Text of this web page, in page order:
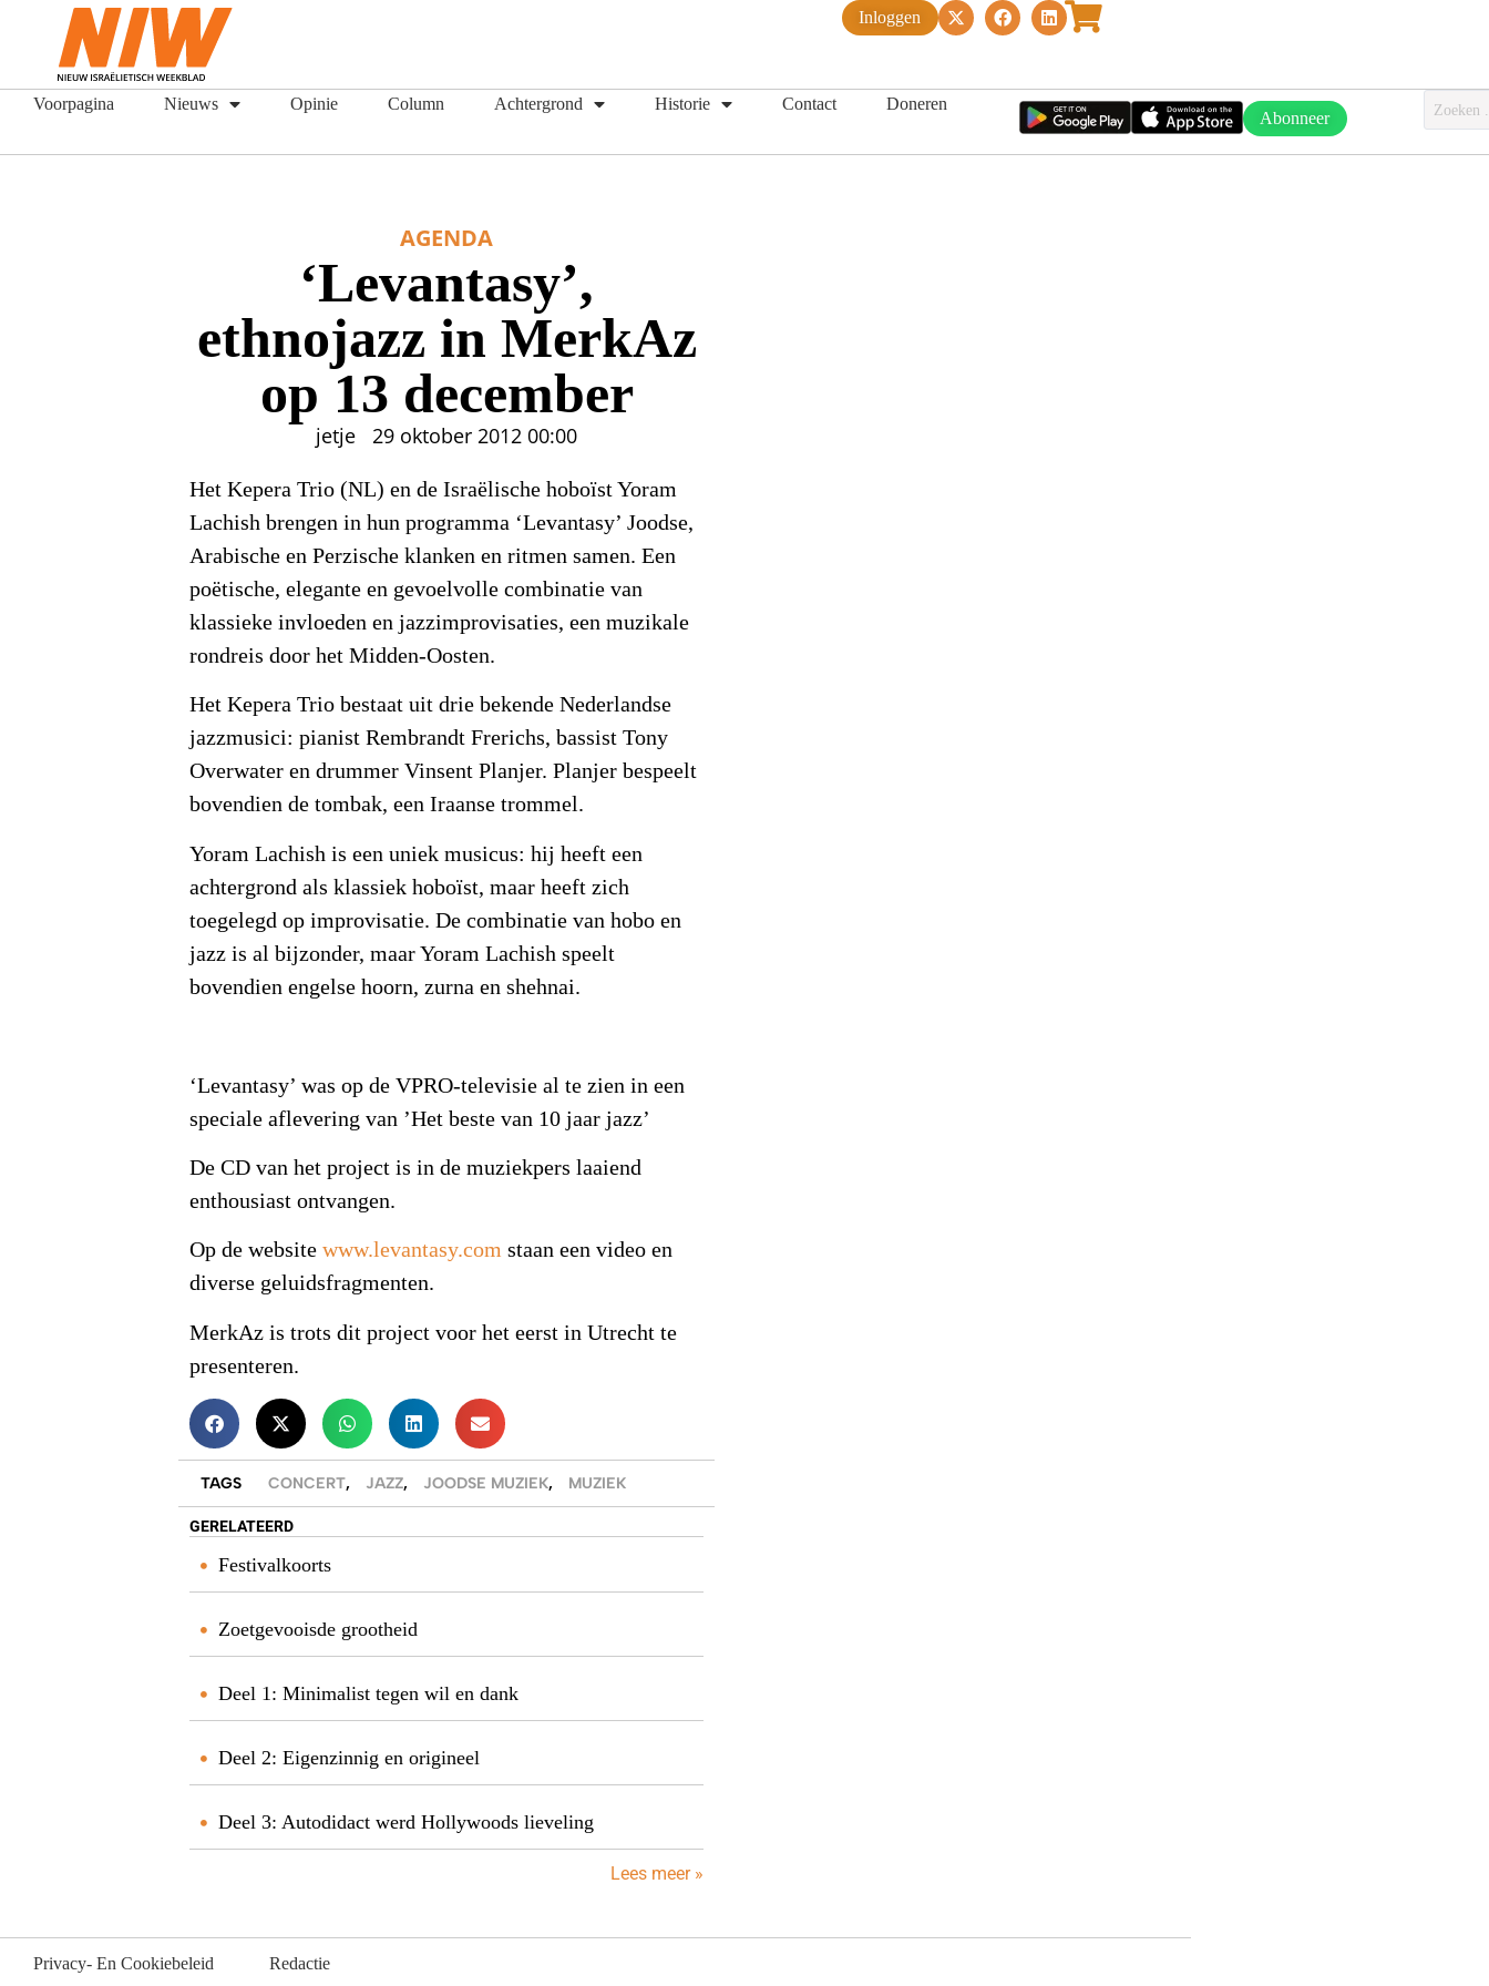
Inloggen
Voorpagina Nieuws Opinie Column Achtergrond Historie Contact Doneren
Abonneer
AGENDA
‘Levantasy’,
ethnojazz in MerkAz
op 13 december
jetje 29 oktober 2012 00:00
Het Kepera Trio (NL) en de Israëlische hoboïst Yoram
Lachish brengen in hun programma ‘Levantasy’ Joodse,
Arabische en Perzische klanken en ritmen samen. Een
poëtische, elegante en gevoelvolle combinatie van
klassieke invloeden en jazzimprovisaties, een muzikale
rondreis door het Midden-Oosten.
Het Kepera Trio bestaat uit drie bekende Nederlandse
jazzmusici: pianist Rembrandt Frerichs, bassist Tony
Overwater en drummer Vinsent Planjer. Planjer bespeelt
bovendien de tombak, een Iraanse trommel.
Yoram Lachish is een uniek musicus: hij heeft een
achtergrond als klassiek hoboïst, maar heeft zich
toegelegd op improvisatie. De combinatie van hobo en
jazz is al bijzonder, maar Yoram Lachish speelt
bovendien engelse hoorn, zurna en shehnai.
‘Levantasy’ was op de VPRO-televisie al te zien in een
speciale aflevering van ’Het beste van 10 jaar jazz’
De CD van het project is in de muziekpers laaiend
enthousiast ontvangen.
Op de websitewww.levantasy.com staan een video en
diverse geluidsfragmenten.
MerkAz is trots dit project voor het eerst in Utrecht te
presenteren.
TAGS CONCERT, JAZZ, JOODSE MUZIEK, MUZIEK
GERELATEERD
Festivalkoorts
Zoetgevooisde grootheid
Deel 1: Minimalist tegen wil en dank
Deel 2: Eigenzinnig en origineel
Deel 3: Autodidact werd Hollywoods lieveling
Lees meer »
Privacy- En Cookiebeleid Redactie